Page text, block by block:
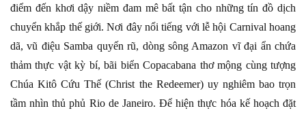
điểm đến khơi dậy niềm đam mê bất tận cho những tín đồ dịch
chuyển khắp thế giới. Nơi đây nổi tiếng với lễ hội Carnival hoang
dã, vũ điệu Samba quyến rũ, dòng sông Amazon vĩ đại ẩn chứa
thảm thực vật kỳ bí, bãi biển Copacabana thơ mộng cùng tượng
Chúa Kitô Cứu Thế (Christ the Redeemer) uy nghiêm bao trọn
tầm nhìn thủ phủ Rio de Janeiro. Để hiện thực hóa kế hoạch đặt